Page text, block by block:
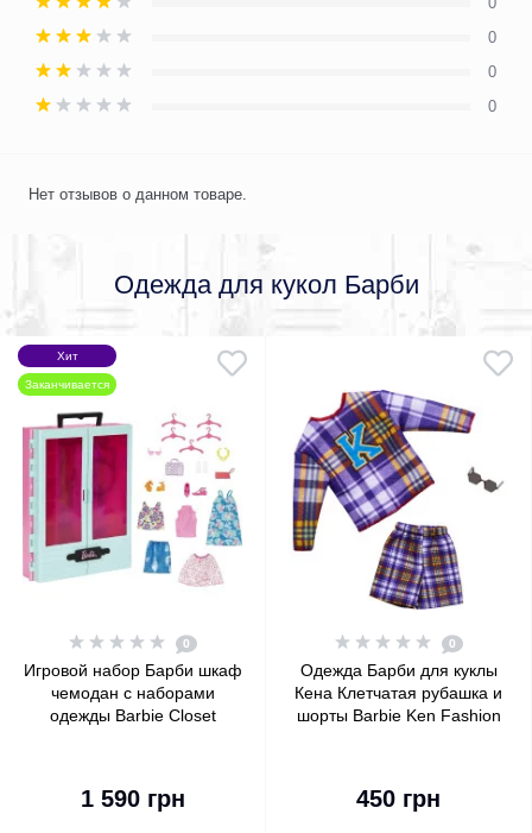
0
0
0
Нет отзывов о данном товаре.
Одежда для кукол Барби
Хит
Заканчивается
0
Игровой набор Барби шкаф
чемодан с наборами
одежды Barbie Closet
1 590 грн
0
Одежда Барби для куклы
Кена Клетчатая рубашка и
шорты Barbie Ken Fashion
450 грн